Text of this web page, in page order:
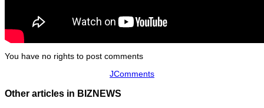
You have no rights to post comments
JComments
Other articles in BIZNEWS